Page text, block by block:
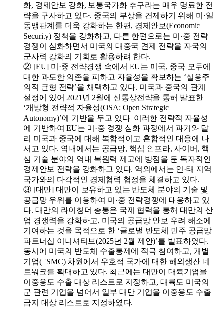
화, 경제안보 강화, 보통국가화 추구라는 매우 명료한 전
략을 구사하고 있다. 중국의 부상을 견제하기 위해 미·일
동맹관계를 더욱 강화하는 한편, 경제안보(Economic
Security) 정책을 강화하고, 다른 한편으로는 미·중 전략
경쟁이 심화하면서 미국의 대중국 견제 전략을 자국의
군사력 강화의 기회로 활용하려 한다.
② [EU] 미·중 전략경쟁 속에서 EU는 미국, 중국 모두에
대한 과도한 의존을 피하고 자율성을 확보하는 ‘실용주
의적 균형 전략’을 채택하고 있다. 미국과 중국의 관계
설정에 있어 2021년 2월에 신통상전략을 통해 발표한
‘개방형 전략적 자율성(OSA: Open Strategic
Autonomy)’에 기반을 두고 있다. 이러한 전략적 자율성
에 기반하여 EU는 미·중 경쟁 심화 과정에서 과거와 달
리 미국과 중국에 대해 복합적이고 혼합적인 대응에 나
서고 있다. 역내에서는 공급망, 핵심 인프라, 사이버, 핵
심 기술 분야의 역내 복원력 제고에 방점을 둔 독자적인
경제안보 전략을 강화하고 있다. 역외에서는 인·태 지역
국가와의 다각적인 경제협력 협정을 체결하고 있다.
③ [대만] 대만이 보유하고 있는 반도체 분야의 기술 및
공급망 우위를 이용하여 미·중 전략경쟁에 대응하고 있
다. 대만의 라이칭더 총통은 국제 협력을 통해 대만의 산
업 경쟁력을 강화하고, 미국의 공급망 안보 우려 해소에
기여하는 것을 목적으로 한 ‘글로벌 반도체 민주 공급망
파트너십 이니셔티브(2025년 2월 제안)’를 발표하였다.
동시에 미국의 반도체 수출통제에 적극 참여하고, 개별
기업(TSMC) 차원에서 우호적 국가에 대한 해외생산 네
트워크를 확대하고 있다. 최근에는 대만이 대륙기업을
이중용도 수출 대상 리스트로 지정하고, 대륙도 미국의
군 관련 기업을 넘어서 일부 대만 기업을 이중용도 수출
금지 대상 리스트로 지정하였다.